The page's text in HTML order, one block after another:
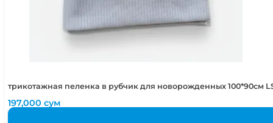
трикотажная пеленка в рубчик для новорожденных 100*90см
197,000сум